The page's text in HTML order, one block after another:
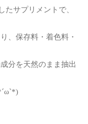
たサプリメントで、
、保存料・着色料・
分を天然のまま抽出